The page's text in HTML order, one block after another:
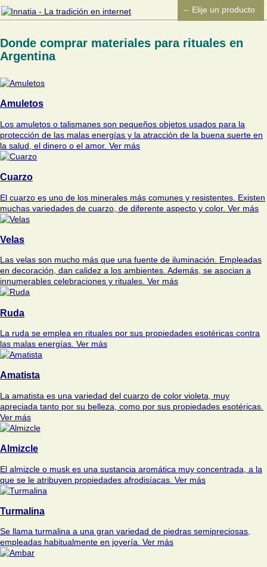
Donde comprar materiales para rituales en
Argentina
Amuletos
Los amuletos o talismanes son pequeños objetos usados para la
protección de las malas energías y la atracción de la buena suerte en
la salud, el dinero o el amor. Ver más
Cuarzo
El cuarzo es uno de los minerales más comunes y resistentes. Existen
muchas variedades de cuarzo, de diferente aspecto y color. Ver más
Velas
Las velas son mucho más que una fuente de iluminación. Empleadas
en decoración, dan calidez a los ambientes. Además, se asocian a
innumerables celebraciones y rituales. Ver más
Ruda
La ruda se emplea en rituales por sus propiedades esotéricas contra
las malas energías. Ver más
Amatista
La amatista es una variedad del cuarzo de color violeta, muy
apreciada tanto por su belleza, como por sus propiedades esotéricas.
Ver más
Almizcle
El almizcle o musk es una sustancia aromática muy concentrada, a la
que se le atribuyen propiedades afrodisíacas. Ver más
Turmalina
Se llama turmalina a una gran variedad de piedras semipreciosas,
empleadas habitualmente en joyería. Ver más